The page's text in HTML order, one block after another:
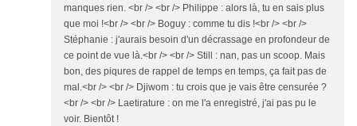
manques rien. <br /> <br /> Philippe : alors là, tu en sais plus
que moi !<br /> <br /> Boguy : comme tu dis !<br /> <br />
Stéphanie : j'aurais besoin d'un décrassage en profondeur de
ce point de vue là.<br /> <br /> Still : nan, pas un scoop. Mais
bon, des piqures de rappel de temps en temps, ça fait pas de
mal.<br /> <br /> Djiwom : tu crois que je vais être censurée ?
<br /> <br /> Laetirature : on me l'a enregistré, j'ai pas pu le
voir. Bientôt !